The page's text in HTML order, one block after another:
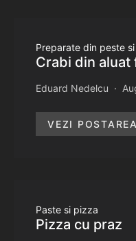
Preparate din peste
Crabi din aluat
Eduard Nedelcu
VEZI POSTAREA
Paste si pizza
Pizza cu praz